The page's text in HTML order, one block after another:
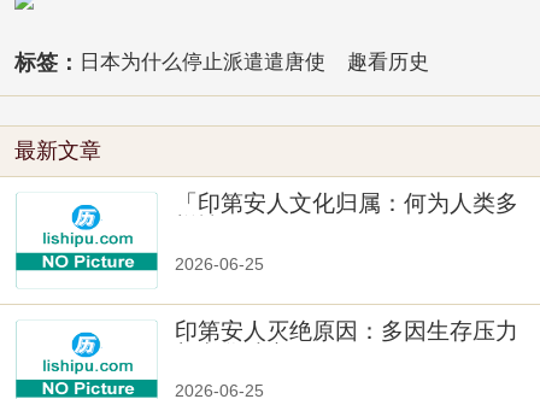
标签： 日本为什么停止派遣遣唐使 趣看历史
最新文章
「印第安人文化归属：何为人类多
2026-06-25
印第安人灭绝原因：多因生存压力
2026-06-25